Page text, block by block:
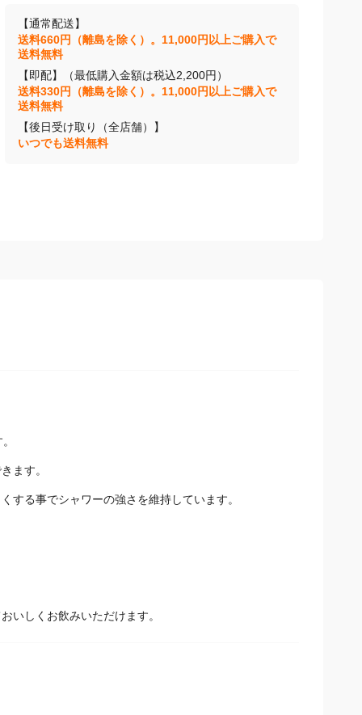
【通常配送】
送料660円（離島を除く）。11,000円以上ご購入で
送料無料
【即配】（最低購入金額は税込2,200円）
送料330円（離島を除く）。11,000円以上ご購入で
送料無料
【後日受け取り（全店舗）】